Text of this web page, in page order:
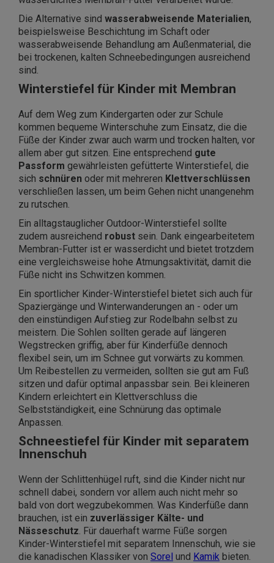
Die Alternative sind wasserabweisende Materialien,
beispielsweise Beschichtung im Schaft oder
wasserabweisende Behandlung am Außenmaterial, die
bei trockenen, kalten Schneebedingungen ausreichend
sind.
Winterstiefel für Kinder mit Membran
Auf dem Weg zum Kindergarten oder zur Schule
kommen bequeme Winterschuhe zum Einsatz, die die
Füße der Kinder zwar auch warm und trocken halten, vor
allem aber gut sitzen. Eine entsprechend gute
Passform gewährleisten gefütterte Winterstiefel, die
sich schnüren oder mit mehreren Klettverschlüssen
verschließen lassen, um beim Gehen nicht unangenehm
zu rutschen.
Ein alltagstauglicher Outdoor-Winterstiefel sollte
zudem ausreichend robust sein. Dank eingearbeitetem
Membran-Futter ist er wasserdicht und bietet trotzdem
eine vergleichsweise hohe Atmungsaktivität, damit die
Füße nicht ins Schwitzen kommen.
Ein sportlicher Kinder-Winterstiefel bietet sich auch für
Spaziergänge und Winterwanderungen an - oder um
den einstündigen Aufstieg zur Rodelbahn selbst zu
meistern. Die Sohlen sollten gerade auf längeren
Wegstrecken griffig, aber für Kinderfüße dennoch
flexibel sein, um im Schnee gut vorwärts zu kommen.
Um Reibestellen zu vermeiden, sollten sie gut am Fuß
sitzen und dafür optimal anpassbar sein. Bei kleineren
Kindern erleichtert ein Klettverschluss die
Selbstständigkeit, eine Schnürung das optimale
Anpassen.
Schneestiefel für Kinder mit separatem
Innenschuh
Wenn der Schlittenhügel ruft, sind die Kinder nicht nur
schnell dabei, sondern vor allem auch nicht mehr so
bald von dort wegzubekommen. Was Kinderfüße dann
brauchen, ist ein zuverlässiger Kälte- und
Nässeschutz. Für dauerhaft warme Füße sorgen
Kinder-Winterstiefel mit separatem Innenschuh, wie sie
die kanadischen Klassiker von Sorel und Kamik bieten.